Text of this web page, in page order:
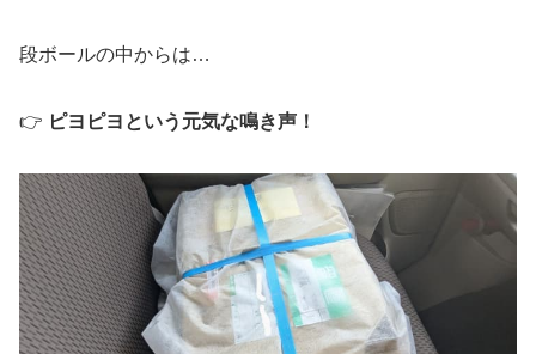
段ボールの中からは…
👉 ピヨピヨという元気な鳴き声！